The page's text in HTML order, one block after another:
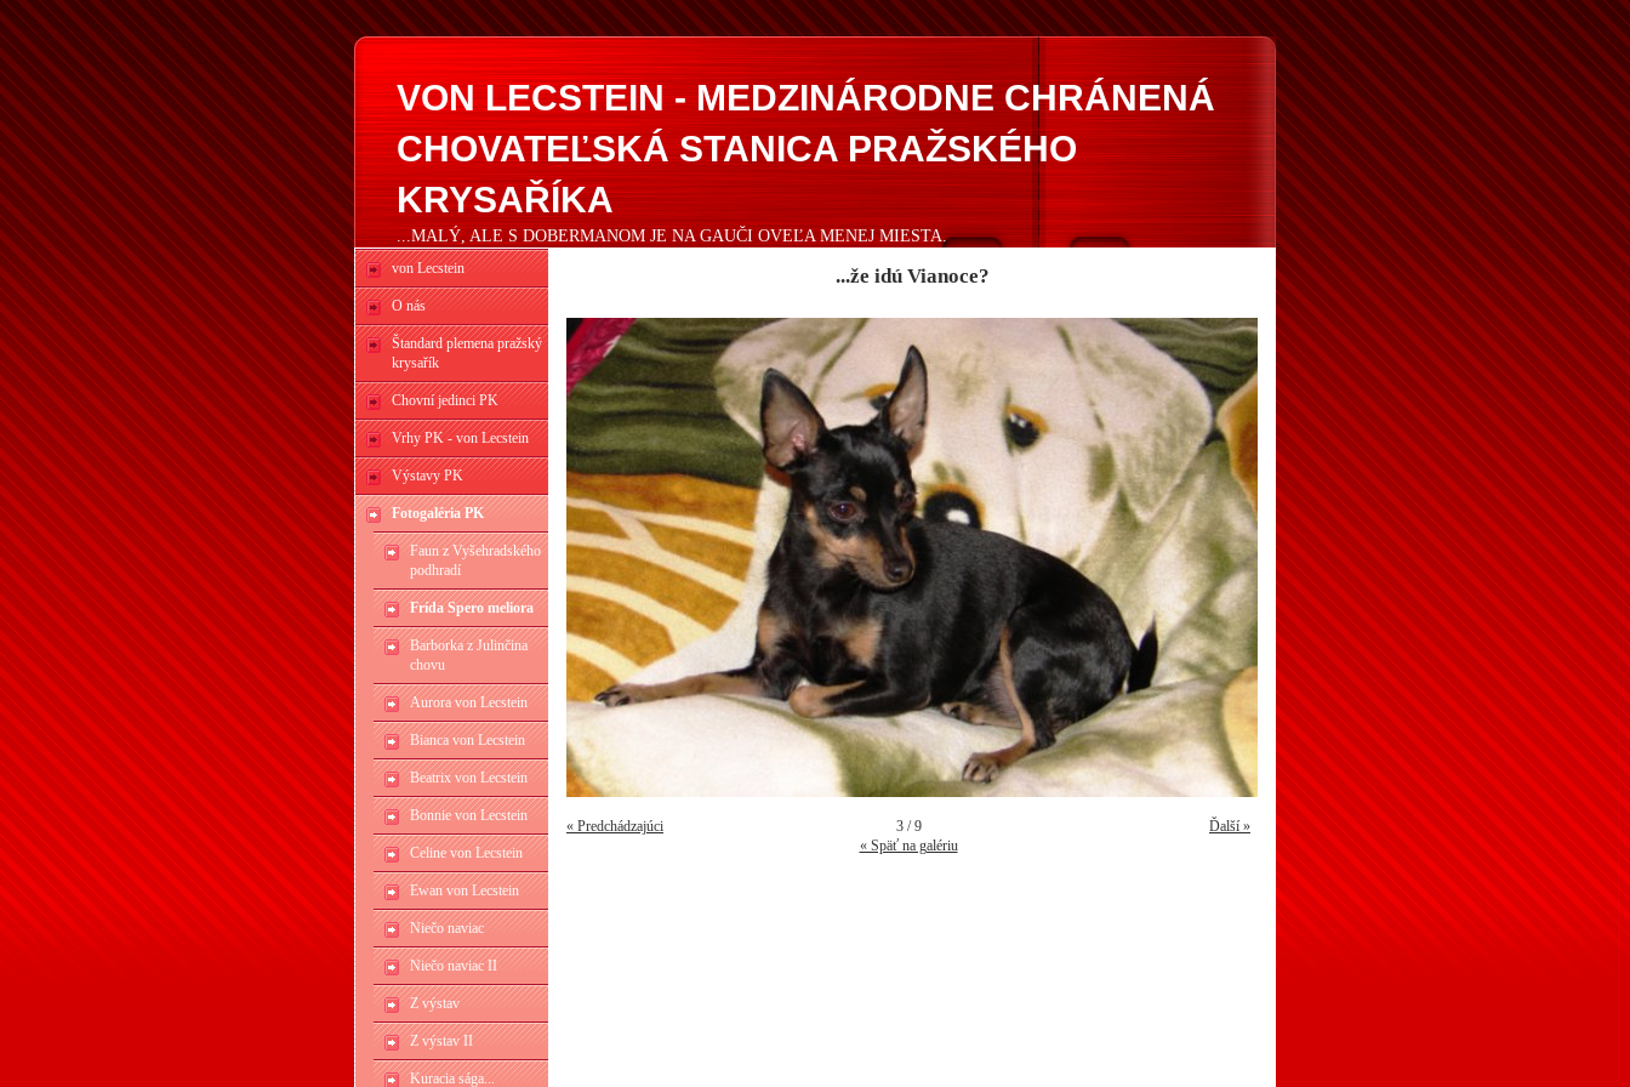
VON LECSTEIN - MEDZINÁRODNE CHRÁNENÁ
CHOVATEĽSKÁ STANICA PRAŽSKÉHO
KRYSAŘÍKA
...MALÝ, ALE S DOBERMANOM JE NA GAUČI OVEĽA MENEJ MIESTA.
von Lecstein
O nás
Štandard plemena pražský
krysařík
Chovní jedinci PK
Vrhy PK - von Lecstein
Výstavy PK
Fotogaléria PK
Faun z Vyšehradského
podhradí
Frída Spero meliora
Barborka z Julinčina
chovu
Aurora von Lecstein
Bianca von Lecstein
Beatrix von Lecstein
Bonnie von Lecstein
Celine von Lecstein
Ewan von Lecstein
Niečo naviac
Niečo naviac II
Z výstav
Z výstav II
Kuracia sága...
...že idú Vianoce?
« Predchádzajúci 3 / 9
Ďalší »
« Späť na galériu